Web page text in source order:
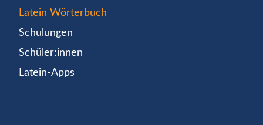
Latein Wörterbuch
Schulungen
Schüler:innen
Latein-Apps